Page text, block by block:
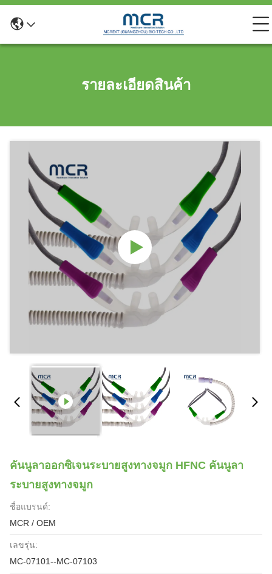
รายละเอียดสินค้า
คันนูลาออกซิเจนระบายสูงทางจมูก HFNC คันนูลา
ระบายสูงทางจมูก
ชื่อแบรนด์:
MCR / OEM
เลขรุ่น:
MC-07101--MC-07103